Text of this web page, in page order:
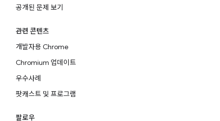
공개된 문제 보기
관련 콘텐츠
개발자용 Chrome
Chromium 업데이트
우수사례
팟캐스트 및 프로그램
팔로우